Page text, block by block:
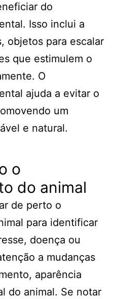
do
Isso inclui a
objetos para escalar
que estimulem o
O
ajuda a evitar o
um
e natural.
o
do animal
de perto o
para identificar
doença ou
a mudanças
aparência
do animal. Se notar